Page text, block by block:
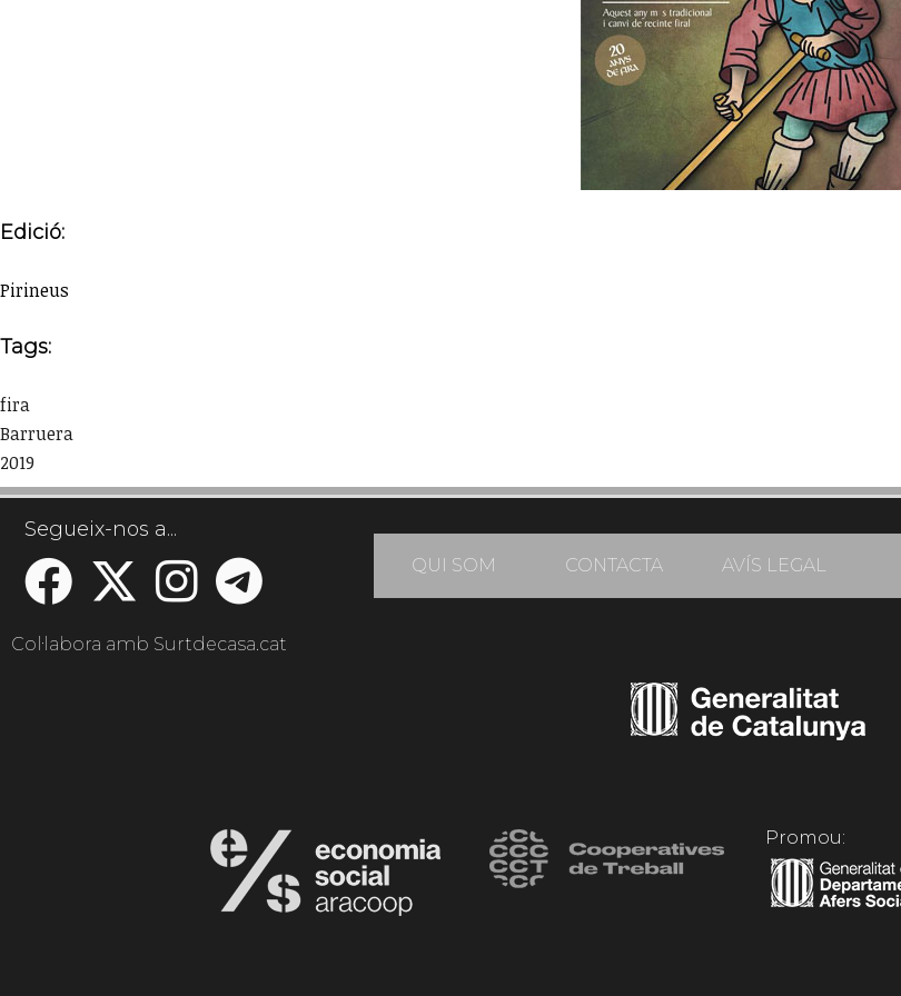
Edició:
Pirineus
Tags:
fira
Barruera
2019
Segueix-nos a...
QUI SOM CONTACTA AVÍS LEGAL
Col·labora amb Surtdecasa.cat
Promou: